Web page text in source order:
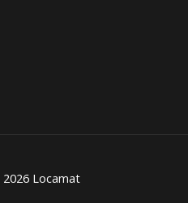
Locamat